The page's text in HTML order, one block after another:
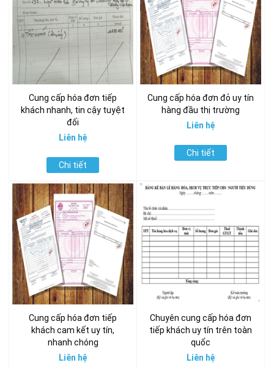
Cung cấp hóa đơn tiếp
khách nhanh, tin cậy tuyệt
đối
Liên hệ
Chi tiết
Cung cấp hóa đơn đỏ uy tín
hàng đầu thị trường
Liên hệ
Chi tiết
Cung cấp hóa đơn tiếp
khách cam kết uy tín,
nhanh chóng
Liên hệ
Chuyên cung cấp hóa đơn
tiếp khách uy tín trên toàn
quốc
Liên hệ